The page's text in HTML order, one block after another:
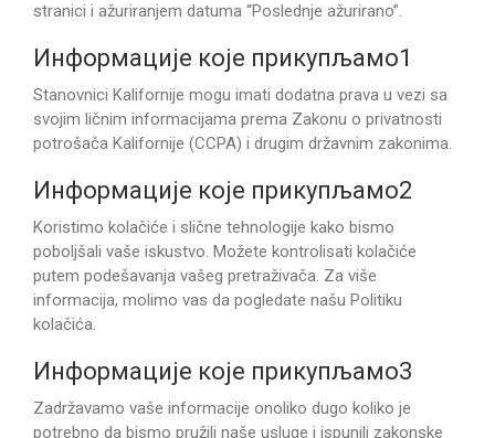
stranici i ažuriranjem datuma “Poslednje ažurirano”.
Информације које прикупљамо1
Stanovnici Kalifornije mogu imati dodatna prava u vezi sa
svojim ličnim informacijama prema Zakonu o privatnosti
potrošača Kalifornije (CCPA) i drugim državnim zakonima.
Информације које прикупљамо2
Koristimo kolačiće i slične tehnologije kako bismo
poboljšali vaše iskustvo. Možete kontrolisati kolačiće
putem podešavanja vašeg pretraživača. Za više
informacija, molimo vas da pogledate našu Politiku
kolačića.
Информације које прикупљамо3
Zadržavamo vaše informacije onoliko dugo koliko je
potrebno da bismo pružili naše usluge i ispunili zakonske